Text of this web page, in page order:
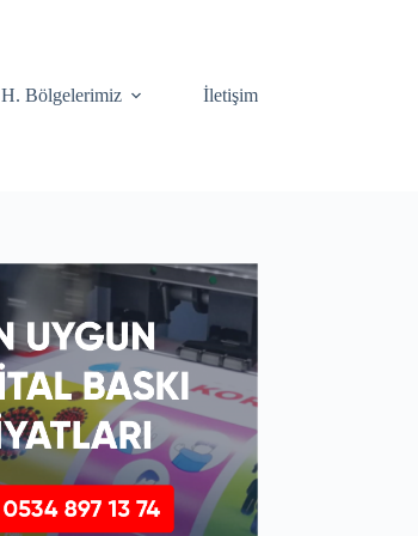
H. Bölgelerimiz İletişim